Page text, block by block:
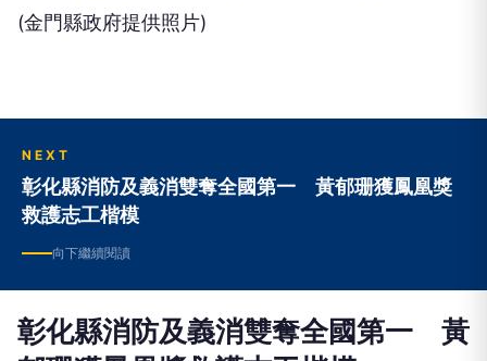
NEXT
彰化縣消防及義消雙奪全國第一 黃郁珊獲鳳凰獎
救護志工楷模
向下繼續閱讀
彰化縣消防及義消雙奪全國第一 黃
郁珊獲鳳凰獎救護志工楷模